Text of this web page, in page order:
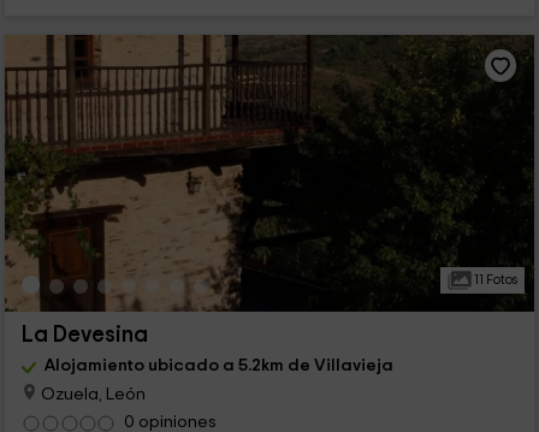
11 Fotos
La Devesina
Alojamiento ubicado a 5.2km de Villavieja
Ozuela, León
0 opiniones